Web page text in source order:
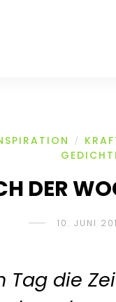
/
DER
10. JUNI
die